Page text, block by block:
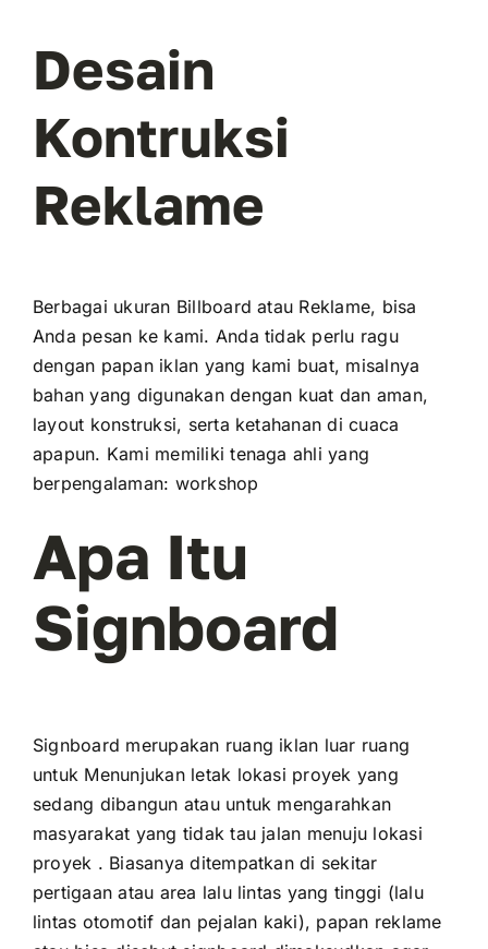
Desain
Kontruksi
Reklame
Berbagai ukuran Billboard atau Reklame, bisa
Anda pesan ke kami. Anda tidak perlu ragu
dengan papan iklan yang kami buat, misalnya
bahan yang digunakan dengan kuat dan aman,
layout konstruksi, serta ketahanan di cuaca
apapun. Kami memiliki tenaga ahli yang
berpengalaman: workshop
Apa Itu
Signboard
Signboard merupakan ruang iklan luar ruang
untuk Menunjukan letak lokasi proyek yang
sedang dibangun atau untuk mengarahkan
masyarakat yang tidak tau jalan menuju lokasi
proyek . Biasanya ditempatkan di sekitar
pertigaan atau area lalu lintas yang tinggi (lalu
lintas otomotif dan pejalan kaki), papan reklame